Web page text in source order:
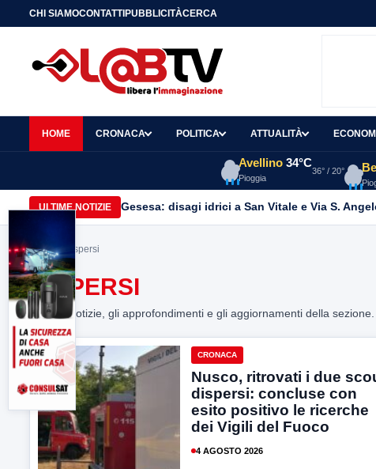
CHI SIAMOCONTATTIPUBBLICITÀCERCA
HOME CRONACA POLITICA ATTUALITÀ
Avellino 34°C
Pioggia
36° / 20°
ULTIME NOTIZIE Gesesa: disagi idrici a San Vitale e Via S.
Home> dispersi
DISPERSI
Tutte le notizie, gli approfondimenti e gli aggiornamenti della sezione.
CRONACA
Nusco, ritrovati i due
dispersi: concluse con
esito positivo le ricerche
dei Vigili del Fuoco
4 AGOSTO 2026